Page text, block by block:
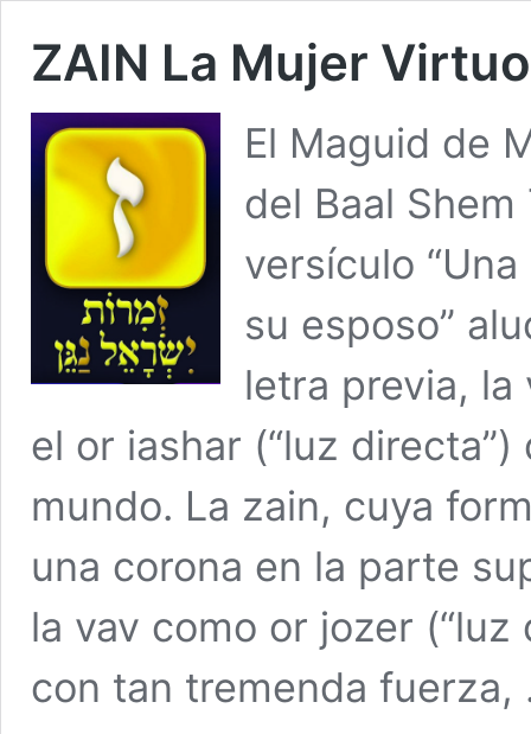
ZAIN La Mujer
El Maguid de
del Baal
versículo
su esposo”
letra previa, la
el or iashar (“luz
mundo. La zain, cuya
una corona en la parte
la vav como or jozer
con tan tremenda